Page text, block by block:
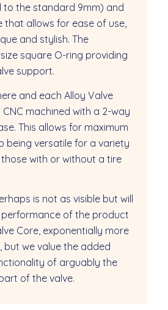
to the standard 9mm) and
that allows for ease of use,
and stylish. The
square O-ring providing
support.
and each Alloy Valve
machined with a 2-way
This allows for maximum
being versatile for a variety
with or without a tire
is not as visible but will
performance of the product
Core, exponentially more
but we value the added
of arguably the
of the valve.